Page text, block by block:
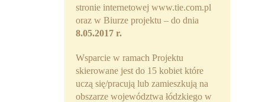
stronie internetowej www.tie.com.pl
oraz w Biurze projektu – do dnia
8.05.2017 r.
Wsparcie w ramach Projektu
skierowane jest do 15 kobiet które
uczą się/pracują lub zamieszkują na
obszarze województwa łódzkiego w